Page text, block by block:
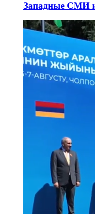
Западные СМИ и